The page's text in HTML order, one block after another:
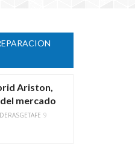
Ariston,
mercado
9